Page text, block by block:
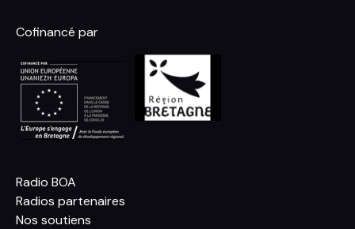
Cofinancé par
Radio BOA
Radios partenaires
Nos soutiens